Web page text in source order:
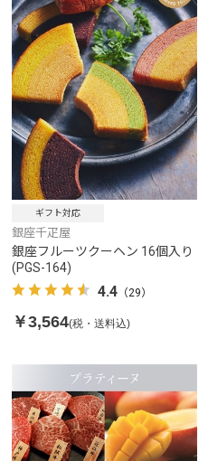
ギフト対応
銀座千疋屋
銀座フルーツクーヘン 16個入り
(PGS-164)
4.4 （29）
￥3,564(税・送料込)